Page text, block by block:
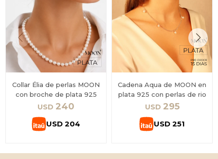
Collar Élia de perlas MOON
con broche de plata 925
USD 240
USD 204
Cadena Aqua de MOON en
plata 925 con perlas de rio
USD 295
USD 251